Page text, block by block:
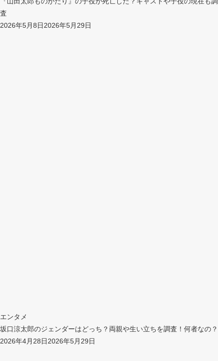
査
2026年5月8日2026年5月29日
エンタメ
坂口涼太郎のジェンダーはどっち？両親や生い立ちを調査！何者なの？
2026年4月28日2026年5月29日